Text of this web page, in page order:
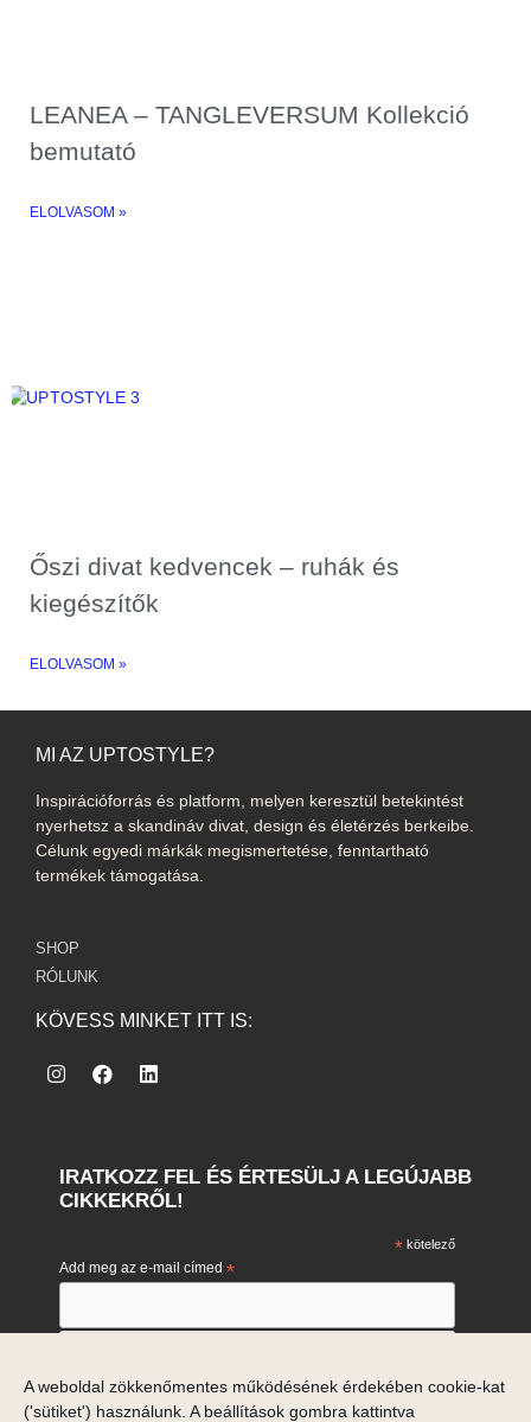
A weboldal zökkenőmentes működésének érdekében cookie-kat
('sütiket') használunk. A beállítások gombra kattintva
LEANEA – TANGLEVERSUM Kollekció
bemutató
ELOLVASOM »
Őszi divat kedvencek – ruhák és
kiegészítők
ELOLVASOM »
MI AZ UPTOSTYLE?
Inspirációforrás és platform, melyen keresztül betekintést
nyerhetsz a skandináv divat, design és életérzés berkeibe.
Célunk egyedi márkák megismertetése, fenntartható
termékek támogatása.
SHOP
RÓLUNK
KÖVESS MINKET ITT IS:
IRATKOZZ FEL ÉS ÉRTESÜLJ A LEGÚJABB
CIKKEKRŐL!
* kötelező
Add meg az e-mail címed *
Ha meggondolod magad, akkor a hírlevelek alján tudsz